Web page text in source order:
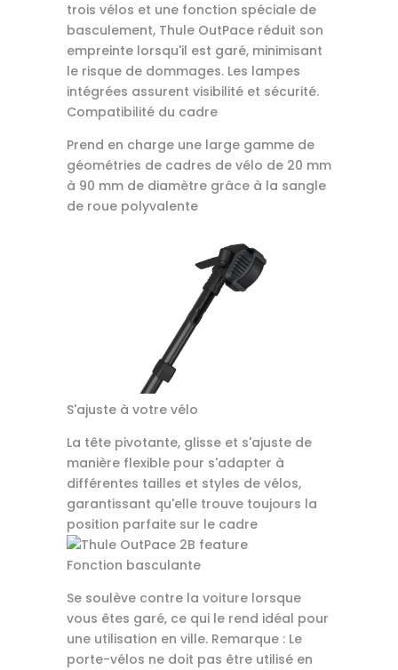
trois vélos et une fonction spéciale de
basculement, Thule OutPace réduit son
empreinte lorsqu'il est garé, minimisant
le risque de dommages. Les lampes
intégrées assurent visibilité et sécurité.
Compatibilité du cadre
Prend en charge une large gamme de
géométries de cadres de vélo de 20 mm
à 90 mm de diamètre grâce à la sangle
de roue polyvalente
S'ajuste à votre vélo
La tête pivotante, glisse et s'ajuste de
manière flexible pour s'adapter à
différentes tailles et styles de vélos,
garantissant qu'elle trouve toujours la
position parfaite sur le cadre
Fonction basculante
Se soulève contre la voiture lorsque
vous êtes garé, ce qui le rend idéal pour
une utilisation en ville. Remarque : Le
porte-vélos ne doit pas être utilisé en